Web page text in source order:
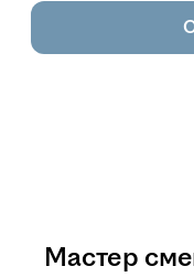
Мастер